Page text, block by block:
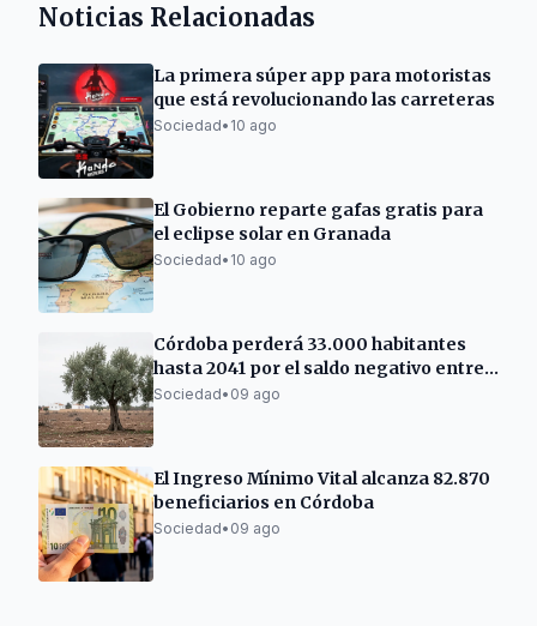
Noticias Relacionadas
La primera súper app para motoristas
que está revolucionando las carreteras
Sociedad• 10 ago
El Gobierno reparte gafas gratis para
el eclipse solar en Granada
Sociedad• 10 ago
Córdoba perderá 33.000 habitantes
hasta 2041 por el saldo negativo entre
nacimientos y muertes
Sociedad• 09 ago
El Ingreso Mínimo Vital alcanza 82.870
beneficiarios en Córdoba
Sociedad• 09 ago